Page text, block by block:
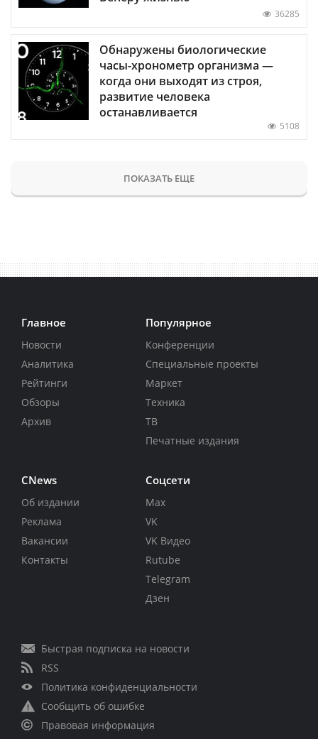
36285
Обнаружены биологические
часы-хронометр организма —
когда они выходят из строя,
развитие человека
останавливается
5108
ПОКАЗАТЬ ЕЩЕ
Главное
Новости
Аналитика
Рейтинги
Обзоры
Архив
Популярное
Конференции
Специальные проекты
Маркет
Техника
ТВ
Печатные издания
CNews
Об издании
Реклама
Вакансии
Контакты
Соцсети
Max
VK
VK Видео
Rutube
Telegram
Дзен
Быстрая подписка на новости
RSS
Политика конфиденциальности
Сообщить об ошибке
Правовая информация